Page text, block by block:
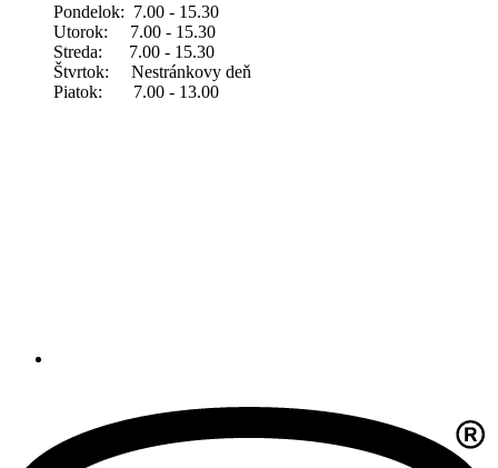
Pondelok: 7.00 - 15.30
Utorok: 7.00 - 15.30
Streda: 7.00 - 15.30
Štvrtok: Nestránkovy deň
Piatok: 7.00 - 13.00